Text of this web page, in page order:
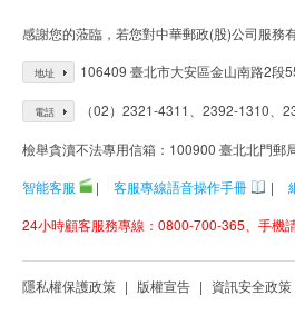
感謝您的蒞臨，若您對中華郵政(股)公司服務
地址 106409 臺北市大安區金山南路2段
電話 （02）2321-4311、2392-1310、
檢舉貪瀆不法專用信箱：100900 臺北北門郵
智能客服
| 客服專線語音操作手冊 |
24小時顧客服務專線：0800-700-365、手機
隱私權保護政策 | 版權宣告 | 資訊安全政策